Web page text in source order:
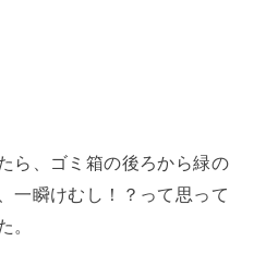
ら、ゴミ箱の後ろから緑の
一瞬けむし！？って思って
。